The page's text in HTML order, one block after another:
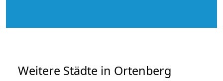
Weitere Städte in Ortenberg